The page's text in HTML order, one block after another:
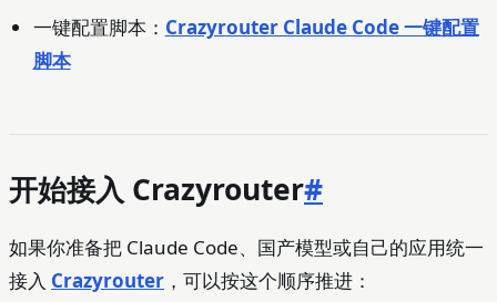
一键配置脚本： Crazyrouter Claude Code 一键配置
脚本
开始接入 Crazyrouter#
如果你准备把 Claude Code、国产模型或自己的应用统一
接入 Crazyrouter ，可以按这个顺序推进：